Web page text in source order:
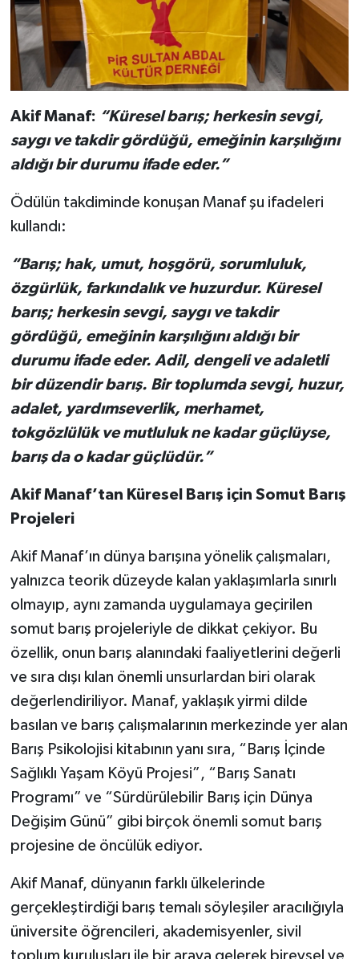
Akif Manaf: “Küresel barış; herkesin sevgi,
saygı ve takdir gördüğü, emeğinin karşılığını
aldığı bir durumu ifade eder.”
Ödülün takdiminde konuşan Manaf şu ifadeleri
kullandı:
“Barış; hak, umut, hoşgörü, sorumluluk,
özgürlük, farkındalık ve huzurdur. Küresel
barış; herkesin sevgi, saygı ve takdir
gördüğü, emeğinin karşılığını aldığı bir
durumu ifade eder. Adil, dengeli ve adaletli
bir düzendir barış. Bir toplumda sevgi, huzur,
adalet, yardımseverlik, merhamet,
tokgözlülük ve mutluluk ne kadar güçlüyse,
barış da o kadar güçlüdür.”
Akif Manaf’tan Küresel Barış için Somut Barış
Projeleri
Akif Manaf’ın dünya barışına yönelik çalışmaları,
yalnızca teorik düzeyde kalan yaklaşımlarla sınırlı
olmayıp, aynı zamanda uygulamaya geçirilen
somut barış projeleriyle de dikkat çekiyor. Bu
özellik, onun barış alanındaki faaliyetlerini değerli
ve sıra dışı kılan önemli unsurlardan biri olarak
değerlendiriliyor. Manaf, yaklaşık yirmi dilde
basılan ve barış çalışmalarının merkezinde yer alan
Barış Psikolojisi kitabının yanı sıra, “Barış İçinde
Sağlıklı Yaşam Köyü Projesi”, “Barış Sanatı
Programı” ve “Sürdürülebilir Barış için Dünya
Değişim Günü” gibi birçok önemli somut barış
projesine de öncülük ediyor.
Akif Manaf, dünyanın farklı ülkelerinde
gerçekleştirdiği barış temalı söyleşiler aracılığıyla
üniversite öğrencileri, akademisyenler, sivil